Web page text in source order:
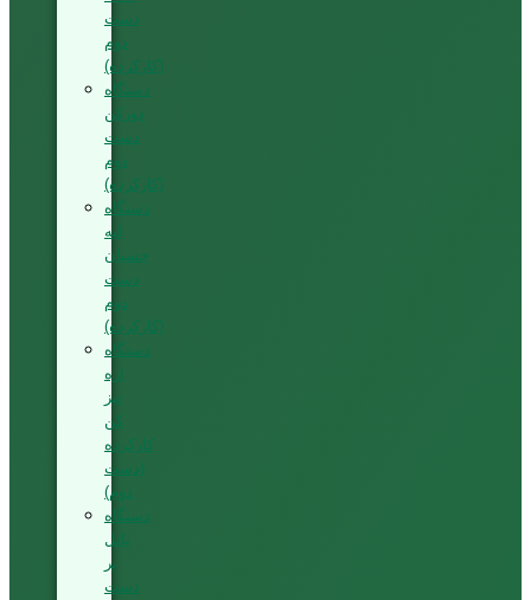
دست
دوم
(کارکرده)
دستگاه
دورکن
دست
دوم
(کارکرده)
دستگاه
لبه
چسبان
دست
دوم
(کارکرده)
دستگاه
اره
تیز
کن
کارکرده
(دست
دوم)
دستگاه
پانل
بر
دست